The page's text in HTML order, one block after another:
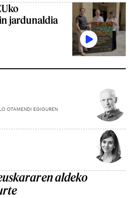
jardunaldia
OTAMENDI EGIGUREN
aldeko